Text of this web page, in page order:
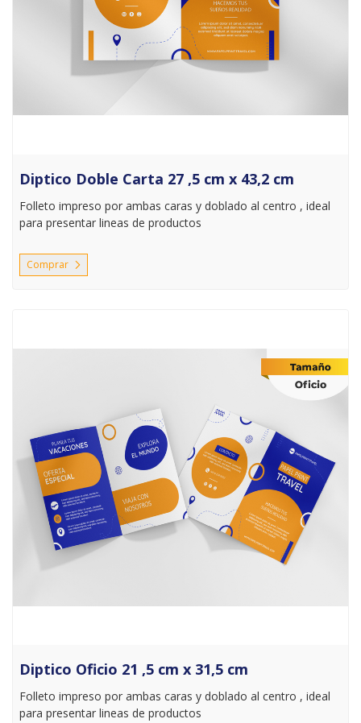
Diptico Doble Carta 27 ,5 cm x 43,2 cm
Folleto impreso por ambas caras y doblado al centro , ideal
para presentar lineas de productos
Comprar
Diptico Oficio 21 ,5 cm x 31,5 cm
Folleto impreso por ambas caras y doblado al centro , ideal
para presentar lineas de productos